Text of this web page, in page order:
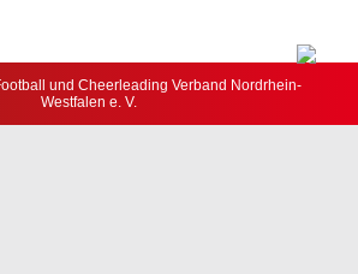
und Cheerleading Verband Nordrhein-
Westfalen e. V.